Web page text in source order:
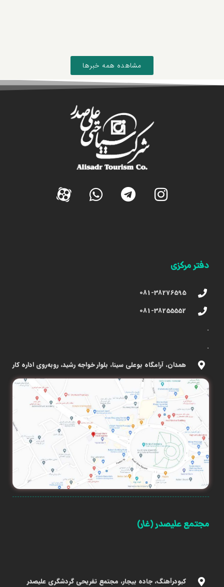
مشاهده همه خبرها
دفتر مرکزی
081-38276595
081-38255552
.
.
همدان، آرامگاه بوعلی سینا، بلوار خواجه رشید، روبه‌روی اداره کار
مجتمع علیصدر (غار)
کبودرآهنگ، جاده بیجار، مجتمع تفریحی گردشگری علیصدر